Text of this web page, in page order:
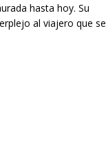
hasta hoy. Su
al viajero que se